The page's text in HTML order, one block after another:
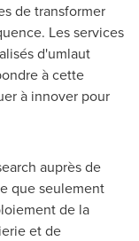
de transformer
Les services
d'umlaut
à cette
à innover pour
auprès de
que seulement
de la
et de